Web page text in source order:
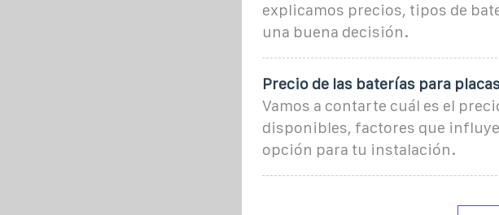
explicamos precios, tipos de
una buena decisión.
Precio de las baterías para
Vamos a contarte cuál es el
disponibles, factores que
opción para tu instalación.